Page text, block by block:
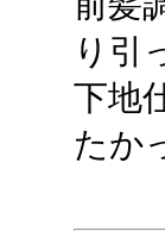
り引
下地
たか